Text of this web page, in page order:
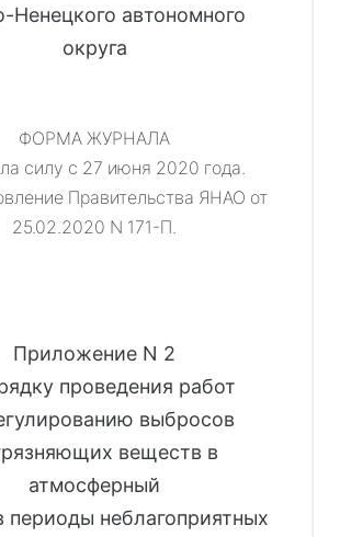
Ненецкого автономного
округа
ФОРМА ЖУРНАЛА
силу с 27 июня 2020 года.
Правительства ЯНАО от
25.02.2020 N 171-П.
Приложение N 2
проведения работ
выбросов
веществ в
атмосферный
периоды неблагоприятных